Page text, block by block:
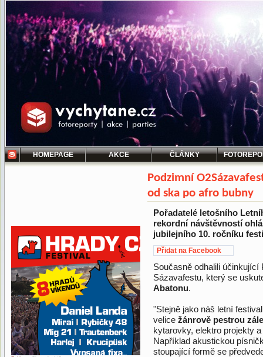
HOMEPAGE AKCE ČLÁNKY
Podzimní
od ska po afro bubny
Pořadatelé letošního
rekordní návštěvností
jubilejního 10. ročníku
Přidat na Facebook
Současně odhalili účinkující
Sázavafestu, který se
Abatonu.
"Stejně jako náš letní
velice žánrově pestrou
kytarovky, elektro projekty
Například akustickou
stoupající formě se